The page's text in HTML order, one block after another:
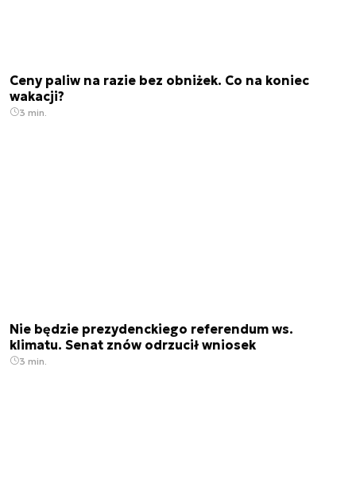
Ceny paliw na razie bez obniżek. Co na koniec
wakacji?
3 min.
Nie będzie prezydenckiego referendum ws.
klimatu. Senat znów odrzucił wniosek
3 min.